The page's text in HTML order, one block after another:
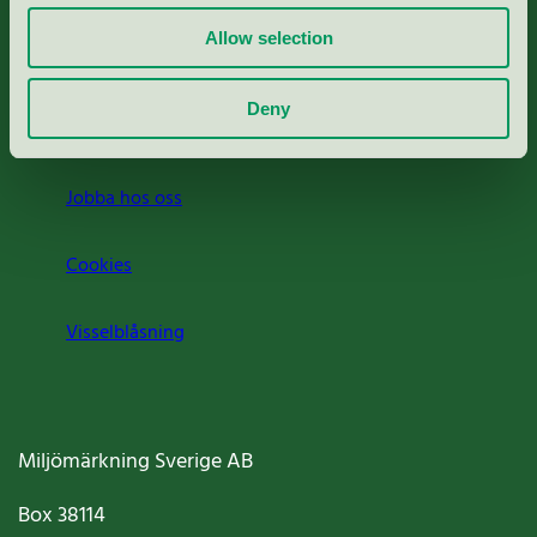
Allow selection
Deny
Press
Om oss
Jobba hos oss
Cookies
Visselblåsning
Miljömärkning Sverige AB
Box38114